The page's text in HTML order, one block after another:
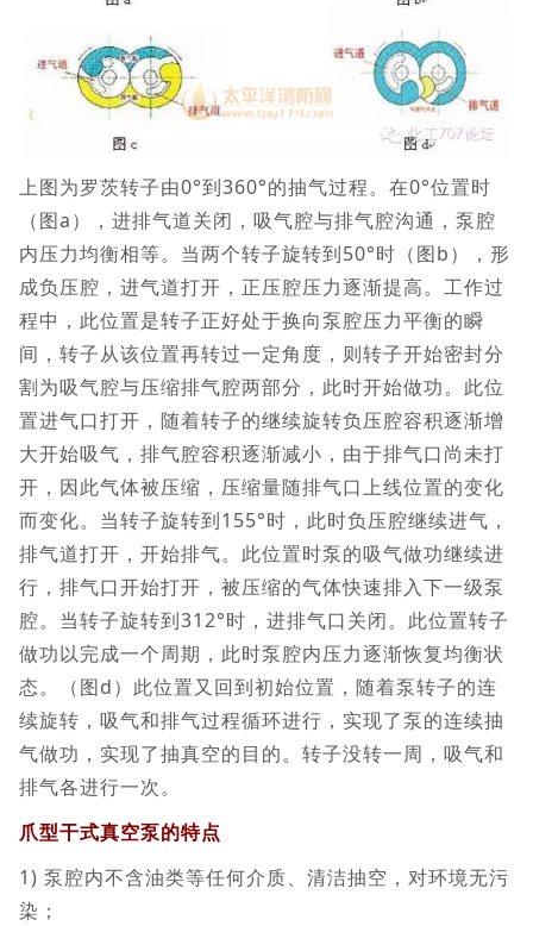
上图为罗茨转子由0°到360°的抽气过程。在0°位置时
（图a），进排气道关闭，吸气腔与排气腔沟通，泵腔
内压力均衡相等。当两个转子旋转到50°时（图b），形
成负压腔，进气道打开，正压腔压力逐渐提高。工作过
程中，此位置是转子正好处于换向泵腔压力平衡的瞬
间，转子从该位置再转过一定角度，则转子开始密封分
割为吸气腔与压缩排气腔两部分，此时开始做功。此位
置进气口打开，随着转子的继续旋转负压腔容积逐渐增
大开始吸气，排气腔容积逐渐减小，由于排气口尚未打
开，因此气体被压缩，压缩量随排气口上线位置的变化
而变化。当转子旋转到155°时，此时负压腔继续进气，
排气道打开，开始排气。此位置时泵的吸气做功继续进
行，排气口开始打开，被压缩的气体快速排入下一级泵
腔。当转子旋转到312°时，进排气口关闭。此位置转子
做功以完成一个周期，此时泵腔内压力逐渐恢复均衡状
态。（图d）此位置又回到初始位置，随着泵转子的连
续旋转，吸气和排气过程循环进行，实现了泵的连续抽
气做功，实现了抽真空的目的。转子没转一周，吸气和
排气各进行一次。
爪型干式真空泵的特点
1) 泵腔内不含油类等任何介质、清洁抽空，对环境无污
染；